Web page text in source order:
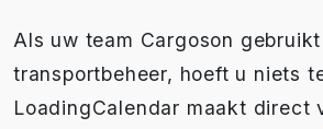
Als uw team Cargoson
transportbeheer, hoeft u niets
LoadingCalendar maakt direct